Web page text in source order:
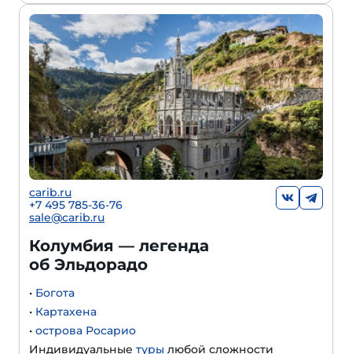
carib.ru
+7 495 785-36-76
sale@carib.ru
Колумбия — легенда
об Эльдорадо
• Богота
• Картахена
• острова Росарио
Индивидуальные туры любой сложности